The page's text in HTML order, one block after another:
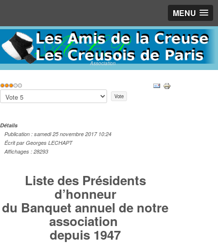
MENU
Association
Vote
utilisateur:
Veuillez
voter
Détails
Publication : samedi 25 novembre 2017 10:24
Écrit par Georges LECHAPT
Affichages : 28293
Liste des Présidents
d’honneur
du Banquet annuel de notre
association
depuis 1947